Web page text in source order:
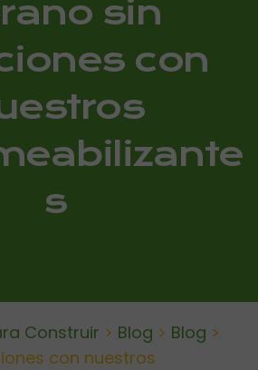
sin
con
s
Construir > Blog > Blog >
con nuestros